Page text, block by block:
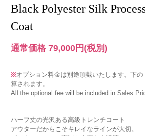
Black Polyester Silk
Coat
通常価格 79,000円 (税別)
※オプション料金は別途頂戴いたします。下
算されます。
All the optional fee will be included in Sales
ハーフ丈の光沢ある高級トレンチコート
アウターだからこそキレイなラインが大切。